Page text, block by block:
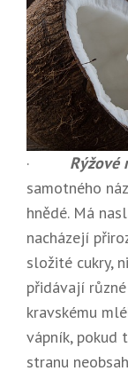
· Rýžové
samotného
hnědé. Má
nacházejí
složité cukry,
přidávají
kravskému
vápník, pokud
stranu